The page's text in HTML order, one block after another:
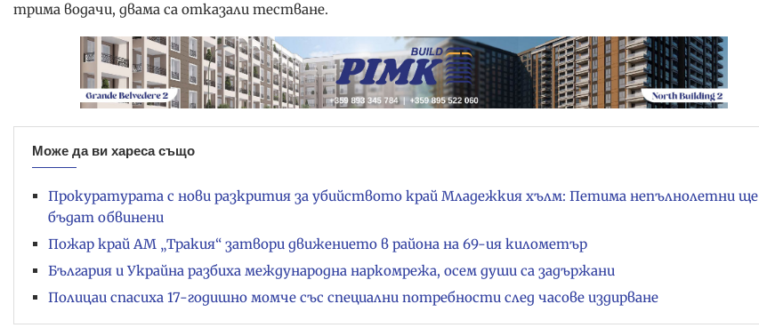
трима водачи, двама са отказали тестване.
Може да ви хареса също
Прокуратурата с нови разкрития за убийството край Младежкия хълм: Петима непълнолетни ще
бъдат обвинени
Пожар край АМ „Тракия“ затвори движението в района на 69-ия километър
България и Украйна разбиха международна наркомрежа, осем души са задържани
Полицаи спасиха 17-годишно момче със специални потребности след часове издирване